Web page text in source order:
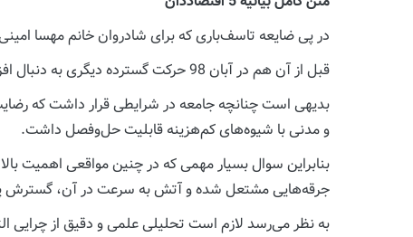
در پی ضایعه تاسف‌باری که برای شادروان خانم مهسا
قبل از آن هم در آبان 98 حرکت گسترده دیگری به دنبال افزایش قیمت بنزین به وقوع پیوست و پیش از آن هم در دی 1396 اتفاقات مشابهی رخ داده بود.
بدیهی است چنانچه جامعه در شرایطی قرار داشت که
و مدنی با شیوه‌های کم‌هزینه قابلیت حل‌وفصل داشت.
بنابراین سوال بسیار مهمی که در چنین مواقعی اهمیت
جرقه‌هایی مشتعل شده و آتش به سرعت در آن، گسترش
به نظر می‌رسد لازم است تحلیلی علمی و دقیق از چرایی